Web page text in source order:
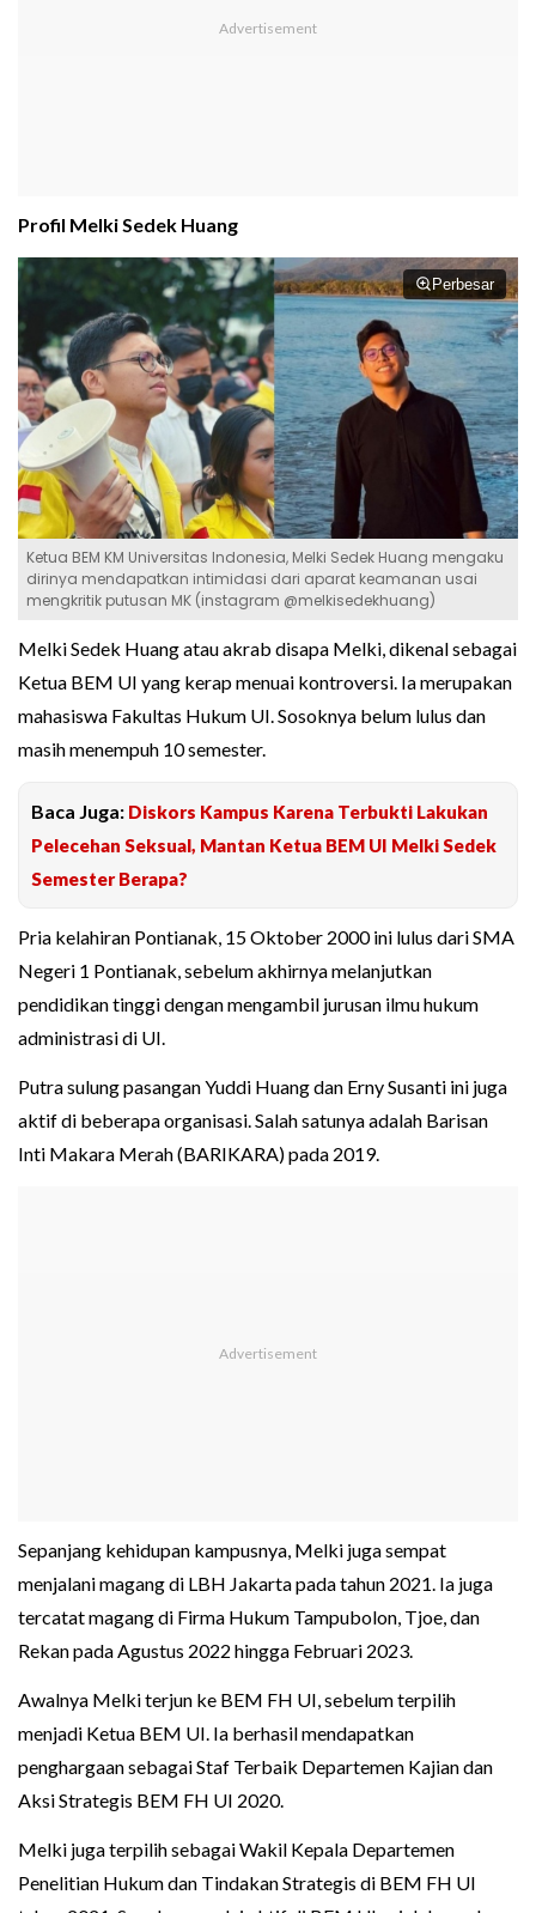
Profil Melki Sedek Huang
Perbesar
Ketua BEM KM Universitas Indonesia, Melki Sedek Huang mengaku
dirinya mendapatkan intimidasi dari aparat keamanan usai
mengkritik putusan MK (instagram @melkisedekhuang)
Melki Sedek Huang atau akrab disapa Melki, dikenal sebagai
Ketua BEM UI yang kerap menuai kontroversi. Ia merupakan
mahasiswa Fakultas Hukum UI. Sosoknya belum lulus dan
masih menempuh 10 semester.
Baca Juga: Diskors Kampus Karena Terbukti Lakukan
Pelecehan Seksual, Mantan Ketua BEM UI Melki Sedek
Semester Berapa?
Pria kelahiran Pontianak, 15 Oktober 2000 ini lulus dari SMA
Negeri 1 Pontianak, sebelum akhirnya melanjutkan
pendidikan tinggi dengan mengambil jurusan ilmu hukum
administrasi di UI.
Putra sulung pasangan Yuddi Huang dan Erny Susanti ini juga
aktif di beberapa organisasi. Salah satunya adalah Barisan
Inti Makara Merah (BARIKARA) pada 2019.
Sepanjang kehidupan kampusnya, Melki juga sempat
menjalani magang di LBH Jakarta pada tahun 2021. Ia juga
tercatat magang di Firma Hukum Tampubolon, Tjoe, dan
Rekan pada Agustus 2022 hingga Februari 2023.
Awalnya Melki terjun ke BEM FH UI, sebelum terpilih
menjadi Ketua BEM UI. Ia berhasil mendapatkan
penghargaan sebagai Staf Terbaik Departemen Kajian dan
Aksi Strategis BEM FH UI 2020.
Melki juga terpilih sebagai Wakil Kepala Departemen
Penelitian Hukum dan Tindakan Strategis di BEM FH UI